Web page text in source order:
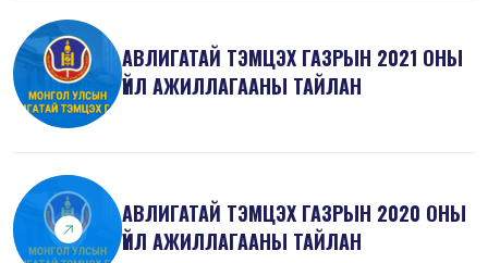
АВЛИГАТАЙ ТЭМЦЭХ ГАЗРЫН 2021 ОНЫ
ҮЙЛ АЖИЛЛАГААНЫ ТАЙЛАН
АВЛИГАТАЙ ТЭМЦЭХ ГАЗРЫН 2020 ОНЫ
ҮЙЛ АЖИЛЛАГААНЫ ТАЙЛАН